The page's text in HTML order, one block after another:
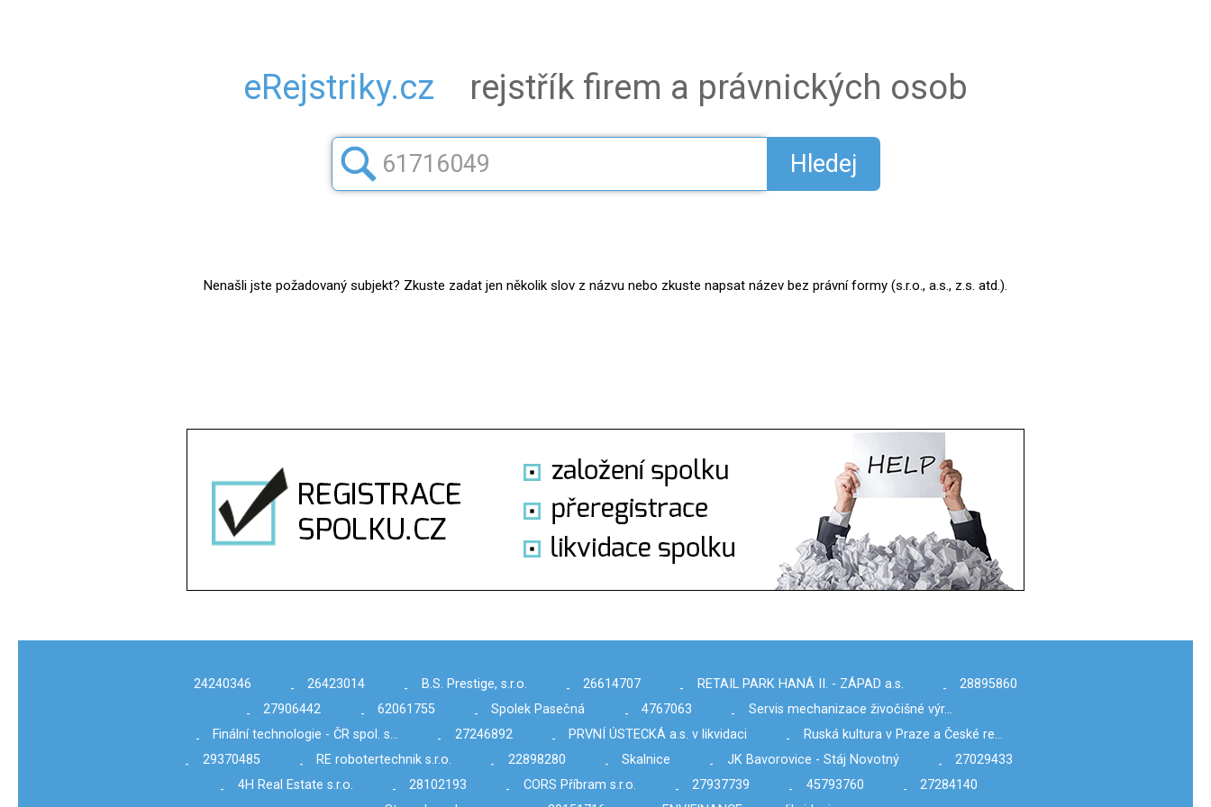
eRejstriky.cz rejstřík firem a právnických osob
Hledej
Nenašli jste požadovaný subjekt? Zkuste zadat jen několik slov z názvu nebo zkuste napsat název bez právní formy (s.r.o., a.s., z.s. atd.).
24240346 - 26423014 - B.S. Prestige, s.r.o. - 26614707 - RETAIL PARK HANÁ II. - ZÁPAD a.s. -
28895860
-
27906442 - 62061755 - Spolek Pasečná - 4767063 -
Servis mechanizace živočišné výr…
-
Finální technologie - ČR spol. s… - 27246892 - PRVNÍ ÚSTECKÁ a.s. v likvidaci -
Ruská kultura v Praze a České re…
-
29370485 - RE robotertechnik s.r.o. - 22898280 - Skalnice - JK Bavorovice - Stáj Novotný -
27029433
-
4H Real Estate s.r.o. - 28102193 - CORS Příbram s.r.o. - 27937739 - 45793760 -
27284140